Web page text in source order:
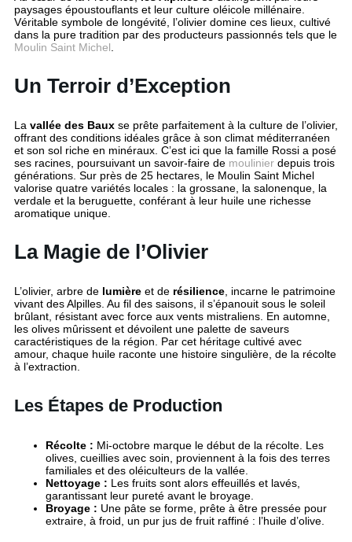
paysages époustouflants et leur culture oléicole millénaire.
Véritable symbole de longévité, l’olivier domine ces lieux, cultivé
dans la pure tradition par des producteurs passionnés tels que le
Moulin Saint Michel
Un Terroir d’Exception
La vallée des Baux se prête parfaitement à la culture de l’olivier,
offrant des conditions idéales grâce à son climat méditerranéen
et son sol riche en minéraux. C’est ici que la famille Rossi a posé
ses racines, poursuivant un savoir-faire de moulinier depuis trois
générations. Sur près de 25 hectares, le Moulin Saint Michel
valorise quatre variétés locales : la grossane, la salonenque, la
verdale et la beruguette, conférant à leur huile une richesse
aromatique unique.
La Magie de l’Olivier
L’olivier, arbre de lumière et de résilience , incarne le patrimoine
vivant des Alpilles. Au fil des saisons, il s’épanouit sous le soleil
brûlant, résistant avec force aux vents mistraliens. En automne,
les olives mûrissent et dévoilent une palette de saveurs
caractéristiques de la région. Par cet héritage cultivé avec
amour, chaque huile raconte une histoire singulière, de la récolte
à l’extraction.
Les Étapes de Production
Récolte : Mi-octobre marque le début de la récolte. Les
olives, cueillies avec soin, proviennent à la fois des terres
familiales et des oléiculteurs de la vallée.
Nettoyage : Les fruits sont alors effeuillés et lavés,
garantissant leur pureté avant le broyage.
Broyage : Une pâte se forme, prête à être pressée pour
extraire, à froid, un pur jus de fruit raffiné : l’huile d’olive.